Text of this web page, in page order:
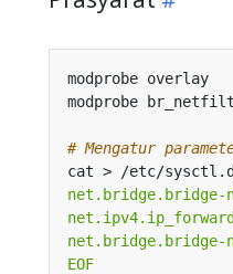
# Mengatur
cat > /etc/
EOF